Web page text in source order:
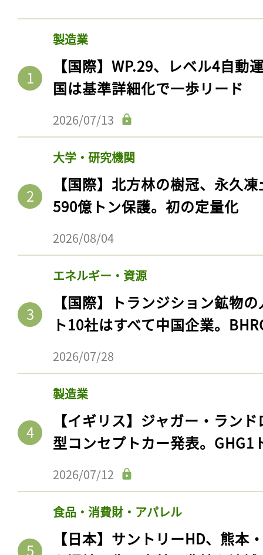
製造業
【国際】WP.29、レベル4自動
国は基準詳細化で一歩リード
2026/07/13
大学・研究機関
【国際】北方林の樹冠、永久
590億トン保護。初の定量化
2026/08/04
エネルギー・資源
【国際】トランジション鉱物
ト10社はすべて中国企業。
2026/07/28
製造業
【イギリス】ジャガー・ラン
型コンセプトカー発表。GHG1
2026/07/12
食品・消費財・アパレル
【日本】サントリーHD、熊本